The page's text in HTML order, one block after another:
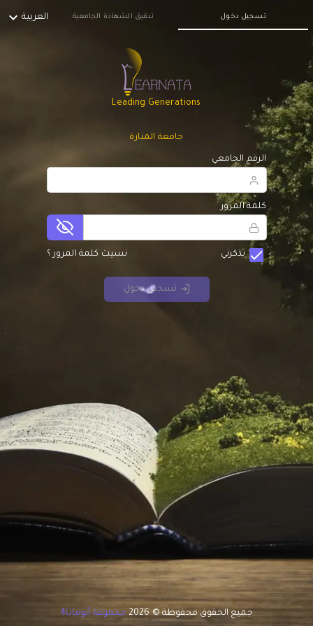
تسجيل دخول تدقيق الشهادة الجامعية العربية expand_more
Leading Generations
جامعة المنارة
الرقم الجامعي
كلمة المرور
check تذكرني نسيت كلمة المرور ؟
تسجيل دخول
جميع الحقوق محفوظة © 2026 مجموعة أتوماتا4